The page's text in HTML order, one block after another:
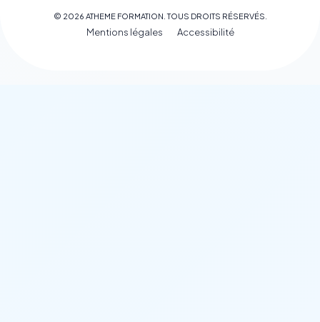
© 2026 ATHEME FORMATION. TOUS DROITS RÉSERVÉS.
Mentions légales Accessibilité